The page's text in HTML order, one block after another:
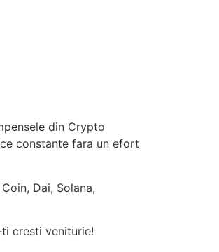
din Crypto
constante fara un efort
Dai, Solana,
cresti veniturie!